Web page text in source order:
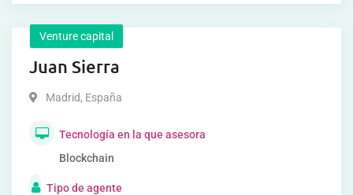
Venture capital
Juan Sierra
Madrid, España
Tecnología en la que asesora
Blockchain
Tipo de agente